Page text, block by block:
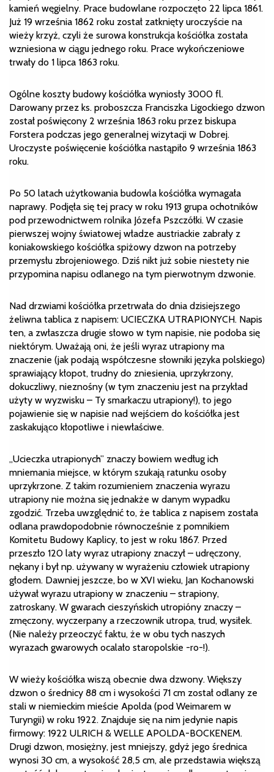
kamień węgielny. Prace budowlane rozpoczęto 22 lipca 1861.
Już 19 września 1862 roku został zatknięty uroczyście na
wieży krzyż, czyli że surowa konstrukcja kościółka została
wzniesiona w ciągu jednego roku. Prace wykończeniowe
trwały do 1 lipca 1863 roku.
Ogólne koszty budowy kościółka wyniosły 3000 fl.
Darowany przez ks. proboszcza Franciszka Ligockiego dzwon
został poświęcony 2 września 1863 roku przez biskupa
Forstera podczas jego generalnej wizytacji w Dobrej.
Uroczyste poświęcenie kościółka nastąpiło 9 września 1863
roku.
Po 50 latach użytkowania budowla kościółka wymagała
naprawy. Podjęła się tej pracy w roku 1913 grupa ochotników
pod przewodnictwem rolnika Józefa Pszczółki. W czasie
pierwszej wojny światowej władze austriackie zabrały z
koniakowskiego kościółka spiżowy dzwon na potrzeby
przemysłu zbrojeniowego. Dziś nikt już sobie niestety nie
przypomina napisu odlanego na tym pierwotnym dzwonie.
Nad drzwiami kościółka przetrwała do dnia dzisiejszego
żeliwna tablica z napisem: UCIECZKA UTRAPIONYCH. Napis
ten, a zwłaszcza drugie słowo w tym napisie, nie podoba się
niektórym. Uważają oni, że jeśli wyraz utrapiony ma
znaczenie (jak podają współczesne słowniki języka polskiego)
sprawiający kłopot, trudny do zniesienia, uprzykrzony,
dokuczliwy, nieznośny (w tym znaczeniu jest na przykład
użyty w wyzwisku – Ty smarkaczu utrapiony!), to jego
pojawienie się w napisie nad wejściem do kościółka jest
zaskakująco kłopotliwe i niewłaściwe.
„Ucieczka utrapionych” znaczy bowiem według ich
mniemania miejsce, w którym szukają ratunku osoby
uprzykrzone. Z takim rozumieniem znaczenia wyrazu
utrapiony nie można się jednakże w danym wypadku
zgodzić. Trzeba uwzględnić to, że tablica z napisem została
odlana prawdopodobnie równocześnie z pomnikiem
Komitetu Budowy Kaplicy, to jest w roku 1867. Przed
przeszło 120 laty wyraz utrapiony znaczył – udręczony,
nękany i był np. używany w wyrażeniu człowiek utrapiony
głodem. Dawniej jeszcze, bo w XVI wieku, Jan Kochanowski
używał wyrazu utrapiony w znaczeniu – strapiony,
zatroskany. W gwarach cieszyńskich utropióny znaczy –
zmęczony, wyczerpany a rzeczownik utropa, trud, wysiłek.
(Nie należy przeoczyć faktu, że w obu tych naszych
wyrazach gwarowych ocalało staropolskie -ro-!).
W wieży kościółka wiszą obecnie dwa dzwony. Większy
dzwon o średnicy 88 cm i wysokości 71 cm został odlany ze
stali w niemieckim mieście Apolda (pod Weimarem w
Turyngii) w roku 1922. Znajduje się na nim jedynie napis
firmowy: 1922 ULRICH & WELLE APOLDA-BOCKENEM.
Drugi dzwon, mosiężny, jest mniejszy, gdyż jego średnica
wynosi 30 cm, a wysokość 28,5 cm, ale przedstawia większą